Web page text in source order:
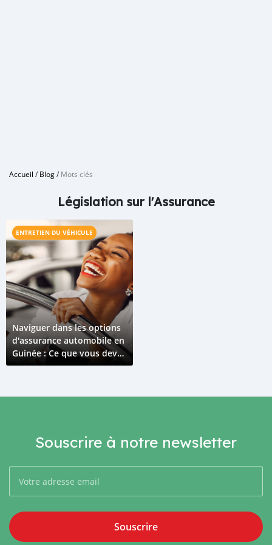
Accueil /Blog/Mots clés
Législation sur l'Assurance
ENTRETIEN DU VÉHICULE
Naviguer dans les options
d'assurance automobile en
Guinée : Ce que vous devez
savoir
Souscrire à notre newsletter
Souscrire